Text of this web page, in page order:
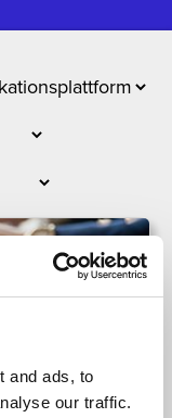
and ads, to
our traffic.